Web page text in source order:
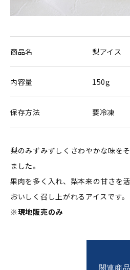
商品名 梨アイス
内容量 150g
保存方法 要冷凍
梨のみずみずしくさわやかな味を
ました。
果肉を多く入れ、梨本来の甘さを
おいしく召し上がれるアイスです。
※現地販売のみ
関連商品